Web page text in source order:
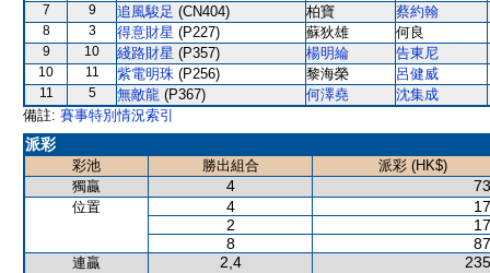
7 9 追風駿足 (CN404) 柏寶 蔡約翰
8 3 得意財星 (P227) 蘇狄雄 何良
9 10 綫路財星 (P357) 楊明綸 告東尼
10 11 紫電明珠 (P256) 黎海榮 呂健威
11 5 無敵龍 (P367) 何澤堯
沈集成
備註: 賽事特別情況索引
派彩
彩池 勝出組合
派彩 (HK$)
獨贏
4
位置 4
2
8
連贏 2,4